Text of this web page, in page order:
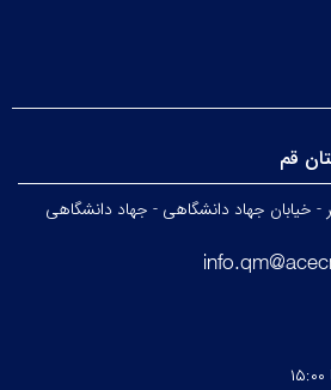
قم
- خیابان جهاد دانشگاهی - جهاد دانشگاهی